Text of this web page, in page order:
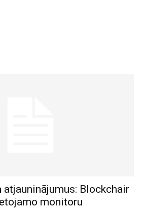
atjauninājumus: Blockchair
monitoru